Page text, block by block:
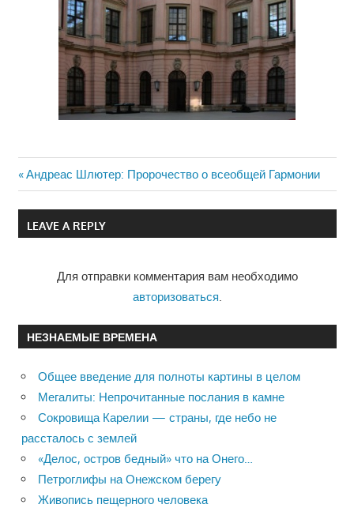
Навигация
по
Previous
Post:
Андреас Шлютер: Пророчество о всеобщей Гармонии
LEAVE A REPLY
Для отправки комментария вам необходимо
авторизоваться
НЕЗНАЕМЫЕ ВРЕМЕНА
Общее введение для полноты картины в целом
Мегалиты: Непрочитанные послания в камне
Сокровища Карелии — страны, где небо не
рассталось с землей
«Делос, остров бедный» что на Онего…
Петроглифы на Онежском берегу
Живопись пещерного человека